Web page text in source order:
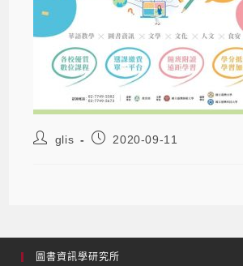
glis 2020-09-11
圖書資訊學研究所